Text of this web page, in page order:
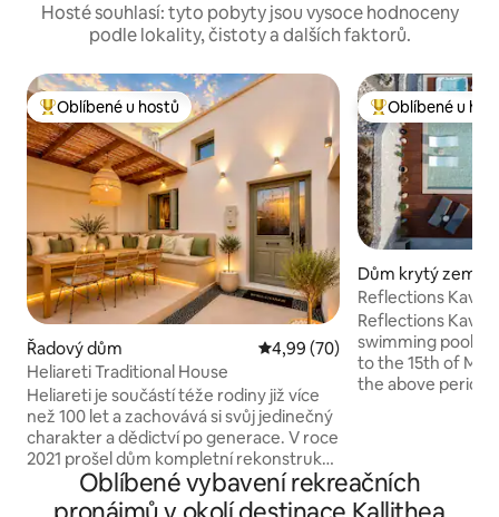
Hosté souhlasí: tyto pobyty jsou vysoce hodnoceny
podle lokality, čistoty a dalších faktorů.
Nejlepší v kategorii Oblíbené u hostů
Oblíbené u hostů
Řadový dům Průměrné hodnocení 4,99 z 5,
4,99 (70)
Heliareti Traditional House
Heliareti je součástí téže rodiny již více
než 100 let a zachovává si svůj jedinečný
charakter a dědictví po generace. V roce
2021 prošel dům kompletní rekonstrukcí,
kterou provedl vynikající tým architektů
a designérů. Zvýšili jeho komfort
Nejlepší v
Oblíbené u
Dům krytý zemí
Reflections Kave
bazénem
Reflections Kave
swimming pool
to the 15th of
the above
with the use of
the Spa area with the
two electric bikes
Oblíbené vybavení rekreačních